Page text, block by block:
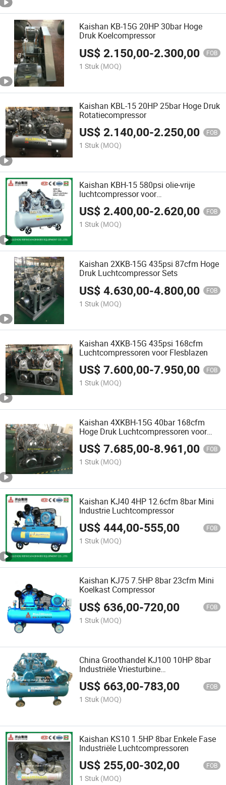
Kaishan KB-15G 20HP 30bar Hoge
Druk Koelcompressor
US$2.150,00-2.300,00 FOB
1 Stuk (MOQ)
Kaishan KBL-15 20HP 25bar Hoge Druk
Rotatiecompressor
US$2.140,00-2.250,00 FOB
1 Stuk (MOQ)
Kaishan KBH-15 580psi olie-vrije
luchtcompressor voor
flessenblaasmachine
US$2.400,00-2.620,00 FOB
1 Stuk (MOQ)
Kaishan 2XKB-15G 435psi 87cfm Hoge
Druk Luchtcompressor Sets
US$4.630,00-4.800,00 FOB
1 Stuk (MOQ)
Kaishan 4XKB-15G 435psi 168cfm
Luchtcompressoren voor Flesblazen
US$7.600,00-7.950,00 FOB
1 Stuk (MOQ)
Kaishan 4XKBH-15G 40bar 168cfm
Hoge Druk Luchtcompressoren voor
Opblazen
US$7.685,00-8.961,00 FOB
1 Stuk (MOQ)
Kaishan KJ40 4HP 12.6cfm 8bar Mini
Industrie Luchtcompressor
US$444,00-555,00 FOB
1 Stuk (MOQ)
Kaishan KJ75 7.5HP 8bar 23cfm Mini
Koelkast Compressor
US$ 636,00-720,00 FOB
1 Stuk (MOQ)
China Groothandel KJ100 10HP 8bar
Industriële Vriesturbine
Luchtcompressor
US$ 663,00-783,00 FOB
1 Stuk (MOQ)
Kaishan KS10 1.5HP 8bar Enkele Fase
Industriële Luchtcompressoren
US$255,00-302,00 FOB
1 Stuk (MOQ)